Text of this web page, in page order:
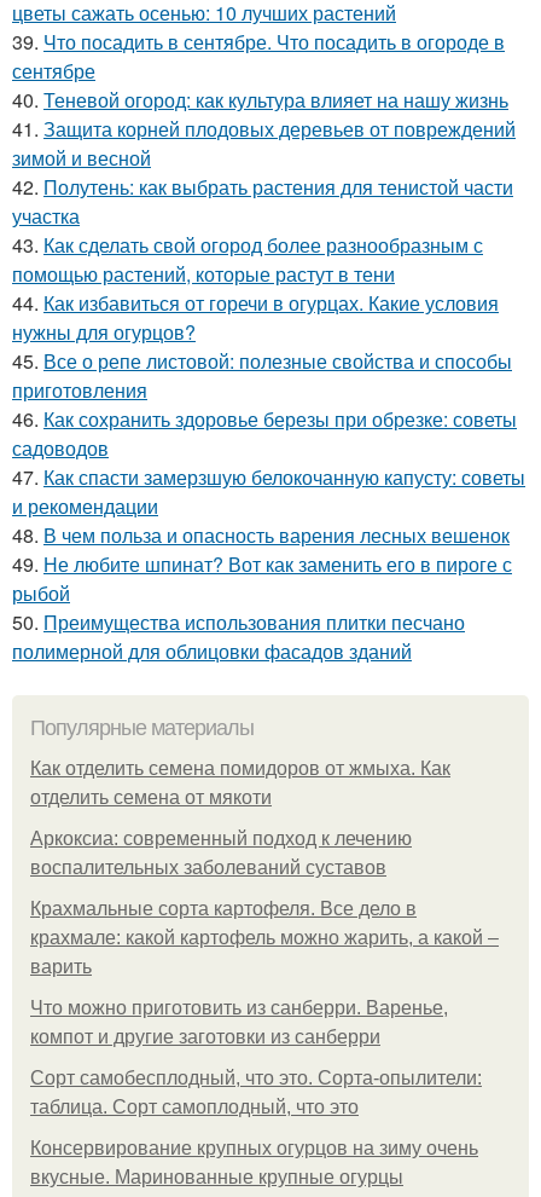
цветы сажать осенью: 10 лучших растений
39. Что посадить в сентябре. Что посадить в огороде в
сентябре
40. Теневой огород: как культура влияет на нашу жизнь
41. Защита корней плодовых деревьев от повреждений
зимой и весной
42. Полутень: как выбрать растения для тенистой части
участка
43. Как сделать свой огород более разнообразным с
помощью растений, которые растут в тени
44. Как избавиться от горечи в огурцах. Какие условия
нужны для огурцов?
45. Все о репе листовой: полезные свойства и способы
приготовления
46. Как сохранить здоровье березы при обрезке: советы
садоводов
47. Как спасти замерзшую белокочанную капусту: советы
и рекомендации
48. В чем польза и опасность варения лесных вешенок
49. Не любите шпинат? Вот как заменить его в пироге с
рыбой
50. Преимущества использования плитки песчано
полимерной для облицовки фасадов зданий
Популярные материалы
Как отделить семена помидоров от жмыха. Как
отделить семена от мякоти
Аркоксиа: современный подход к лечению
воспалительных заболеваний суставов
Крахмальные сорта картофеля. Все дело в
крахмале: какой картофель можно жарить, а какой –
варить
Что можно приготовить из санберри. Варенье,
компот и другие заготовки из санберри
Сорт самобесплодный, что это. Сорта-опылители:
таблица. Сорт самоплодный, что это
Консервирование крупных огурцов на зиму очень
вкусные. Маринованные крупные огурцы